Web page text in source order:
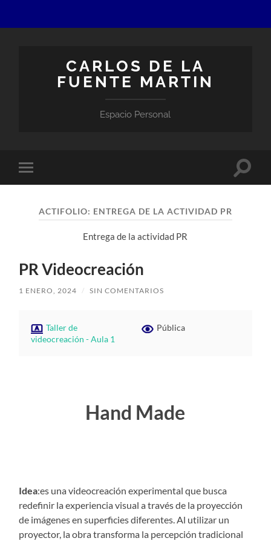
CARLOS DE LA
FUENTE MARTIN
Espacio Personal
Alternar
el
móvil
ACTIFOLIO: ENTREGA DE LA ACTIVIDAD PR
Entrega de la actividad PR
PR Videocreación
1 ENERO, 2024 / SIN COMENTARIOS
Taller de
videocreación - Aula 1
Pública
Hand Made
Idea:es una videocreación experimental que busca
redefinir la experiencia visual a través de la proyección
de imágenes en superficies diferentes. Al utilizar un
proyector, la obra transforma la percepción tradicional